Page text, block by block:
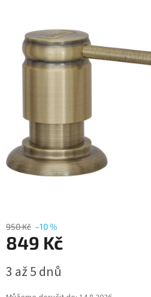
hvězdiček.
950 Kč –10 %
849 Kč
cena:
3 až 5 dnů